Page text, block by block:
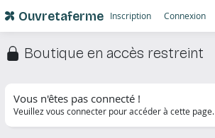
Ouvretaferme Inscription Connexion
Boutique en accès restreint
Vous n'êtes pas connecté !
Veuillez vous connecter pour accéder à cette page.